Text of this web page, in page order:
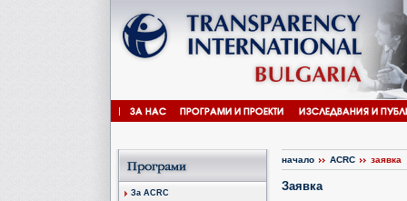
За ACRC
начало ACRC заявка
Заявка